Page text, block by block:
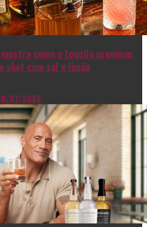
como a tequila premium
shot com sal e limão
07/2026